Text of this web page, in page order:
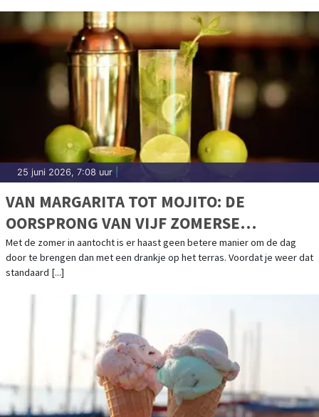
25 juni 2026, 7:08 uur
VAN MARGARITA TOT MOJITO: DE
OORSPRONG VAN VIJF ZOMERSE
COCKTAILKLASSIEKERS
Met de zomer in aantocht is er haast geen betere manier om de dag
door te brengen dan met een drankje op het terras. Voordat je weer dat
standaard [...]